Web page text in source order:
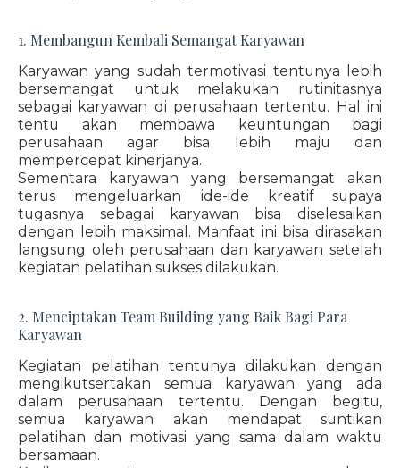
1. Membangun Kembali Semangat Karyawan
Karyawan yang sudah termotivasi tentunya lebih
bersemangat untuk melakukan rutinitasnya
sebagai karyawan di perusahaan tertentu. Hal ini
tentu akan membawa keuntungan bagi
perusahaan agar bisa lebih maju dan
mempercepat kinerjanya.
Sementara karyawan yang bersemangat akan
terus mengeluarkan ide-ide kreatif supaya
tugasnya sebagai karyawan bisa diselesaikan
dengan lebih maksimal. Manfaat ini bisa dirasakan
langsung oleh perusahaan dan karyawan setelah
kegiatan pelatihan sukses dilakukan.
2. Menciptakan Team Building yang Baik Bagi Para
Karyawan
Kegiatan pelatihan tentunya dilakukan dengan
mengikutsertakan semua karyawan yang ada
dalam perusahaan tertentu. Dengan begitu,
semua karyawan akan mendapat suntikan
pelatihan dan motivasi yang sama dalam waktu
bersamaan.